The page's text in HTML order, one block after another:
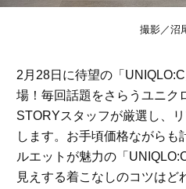
撮影／沼
2月28日に待望の「
場！毎回話題をさらうユニク
STORYスタッフが厳選し、
します。お手頃価格ながらも
ルエットが魅力の「
見えする着こなしのコツはど